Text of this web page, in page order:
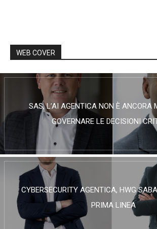
WEB COVER
SAS, L’AI AGENTICA NON È ANCORA
GOVERNARE LE DECISIONI
CYBERSECURITY AGENTICA, HWG
PRIMA LINEA